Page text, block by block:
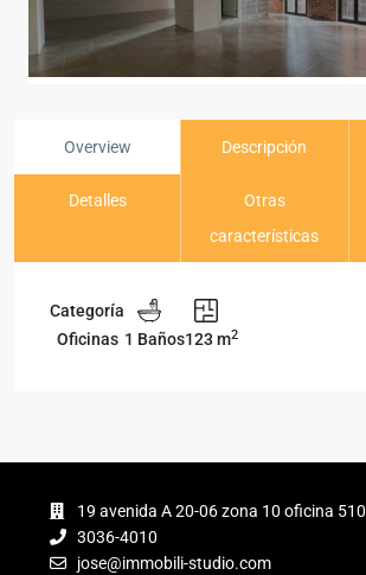
Overview Descripción
Detalles
Otras
características
Categoría
Oficinas 1 Baños123 m2
19 avenida A 20-06 zona 10 oficina 510
3036-4010
jose@immobili-studio.com